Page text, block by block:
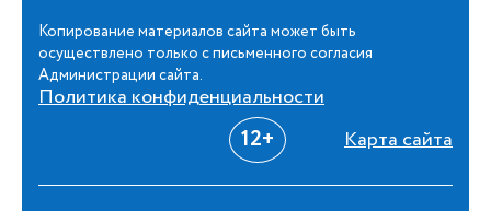
Копирование материалов сайта может быть
осуществлено только с письменного согласия
Администрации сайта.
Политика конфиденциальности
12+ Карта сайта